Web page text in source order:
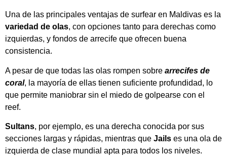
Una de las principales ventajas de surfear en Maldivas es la
variedad de olas, con opciones tanto para derechas como
izquierdas, y fondos de arrecife que ofrecen buena
consistencia.
A pesar de que todas las olas rompen sobre arrecifes de
coral, la mayoría de ellas tienen suficiente profundidad, lo
que permite maniobrar sin el miedo de golpearse con el
reef.
Sultans, por ejemplo, es una derecha conocida por sus
secciones largas y rápidas, mientras que Jails es una ola de
izquierda de clase mundial apta para todos los niveles.